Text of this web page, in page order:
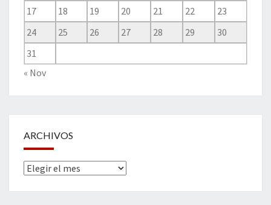
17
18 19 20 21 22
23
24
25 26 27 28 29
30
31
« Nov
ARCHIVOS
Archivos